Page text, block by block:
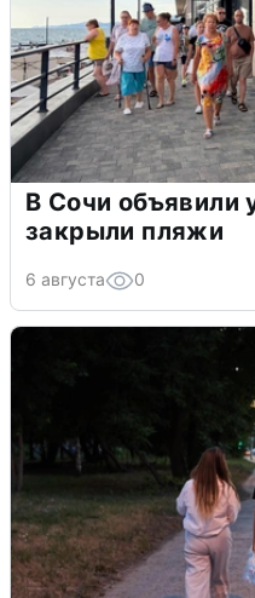
В Сочи объявили
закрыли пляжи
6 августа 0